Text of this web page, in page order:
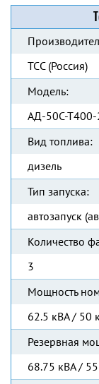
ТСС (Россия)
Модель:
АД-50С-
Вид топлива:
дизель
Тип запуска:
автозапуск
Количество
3
Мощность
62.5 кВА / 50
Резервная
68.75 кВА /